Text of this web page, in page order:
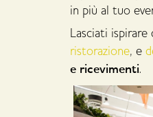
in più al tuo
Lasciati
ristorazione, e
e ricevimenti.